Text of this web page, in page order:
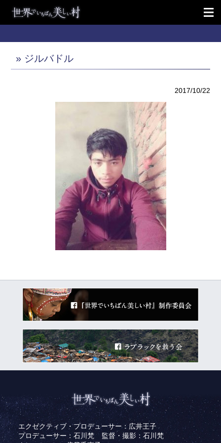
» ジルバドル
2017/10/22
エクゼクティブ・プロデューサー：広井王子
プロデューサー：石川梵
監督・撮影：石川梵